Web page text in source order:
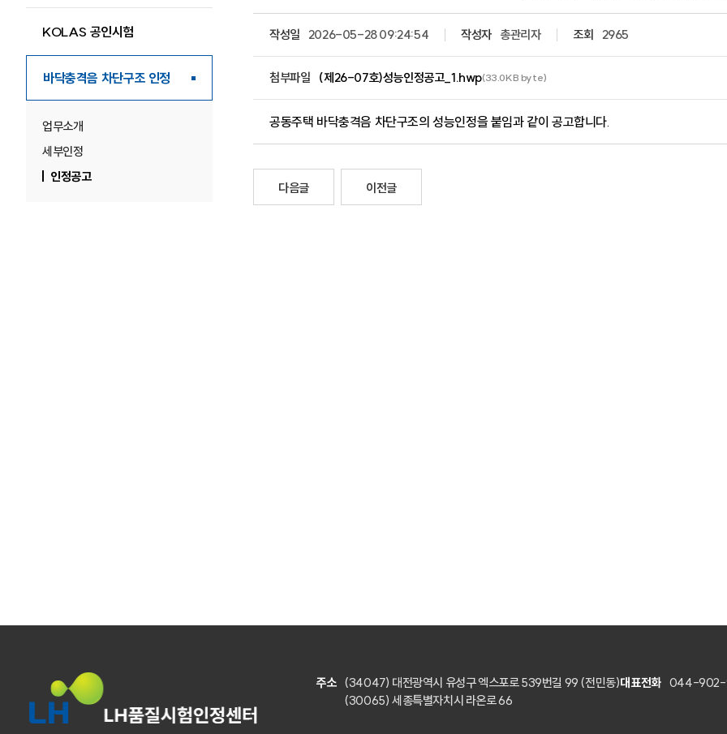
KOLAS 공인시험
바닥충격음 차단구조 인정
업무소개
세부인정
인정공고
작성일 2026-05-28 09:24:54 작성자 총관리자 조회 2965
첨부파일 (제26-07호)성능인정공고_1.hwp(33.0KB byte)
공동주택 바닥충격음 차단구조의 성능인정을 붙임과 같이 공고합니다.
다음글 이전글
주소 (34047) 대전광역시 유성구 엑스포로 539번길 99 (전민동)
(30065) 세종특별자치시 라온로 66
대표전화 044-902-